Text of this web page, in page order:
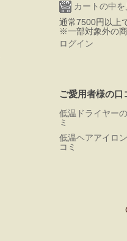
カートの中を
通常7500円以上
※一部対象外の
ログイン
ご愛用者様の口
低温ドライヤー
ミ
低温ヘアアイロ
コミ